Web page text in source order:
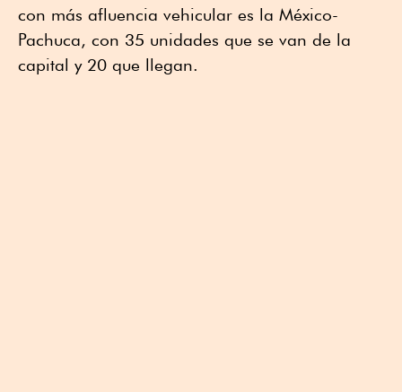
con más afluencia vehicular es la México-
Pachuca, con 35 unidades que se van de la
capital y 20 que llegan.